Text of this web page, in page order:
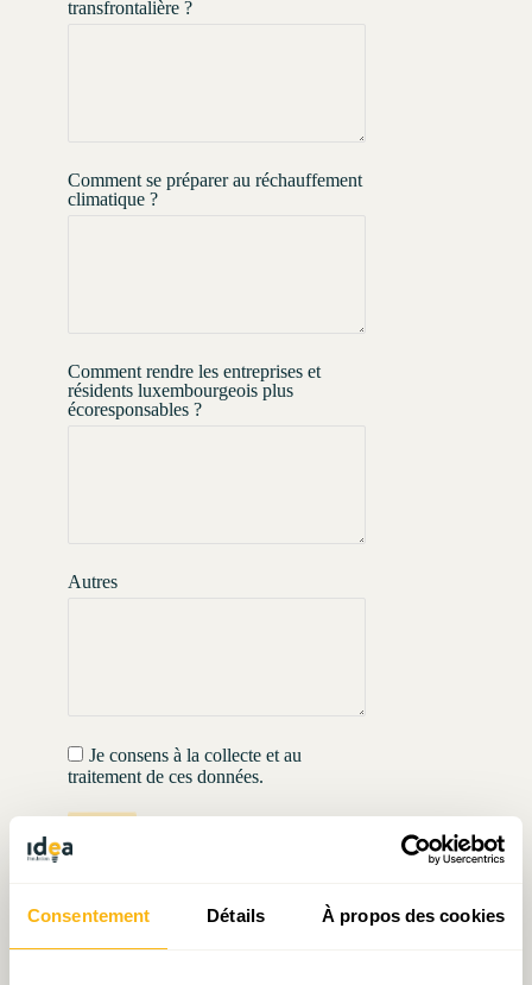
Consentement Détails À propos des cookies
transfrontalière ?
Comment se préparer au réchauffement
climatique ?
Comment rendre les entreprises et
résidents luxembourgeois plus
écoresponsables ?
Autres
Je consens à la collecte et au
traitement de ces données.